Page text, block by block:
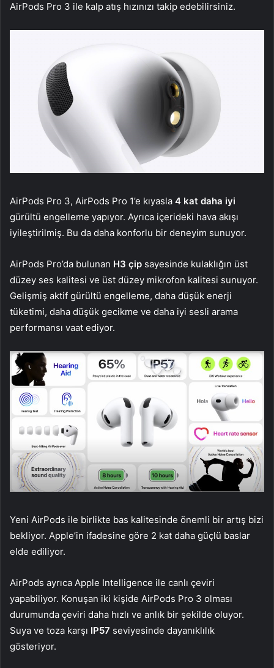
AirPods Pro 3 ile kalp atış hızınızı takip edebilirsiniz.
AirPods Pro 3, AirPods Pro 1’e kıyasla 4 kat daha iyi
gürültü engelleme yapıyor. Ayrıca içerideki hava akışı
iyileştirilmiş. Bu da daha konforlu bir deneyim sunuyor.
AirPods Pro’da bulunan H3 çip sayesinde kulaklığın üst
düzey ses kalitesi ve üst düzey mikrofon kalitesi sunuyor.
Gelişmiş aktif gürültü engelleme, daha düşük enerji
tüketimi, daha düşük gecikme ve daha iyi sesli arama
performansı vaat ediyor.
Yeni AirPods ile birlikte bas kalitesinde önemli bir artış bizi
bekliyor. Apple’in ifadesine göre 2 kat daha güçlü baslar
elde ediliyor.
AirPods ayrıca Apple Intelligence ile canlı çeviri
yapabiliyor. Konuşan iki kişide AirPods Pro 3 olması
durumunda çeviri daha hızlı ve anlık bir şekilde oluyor.
Suya ve toza karşı IP57 seviyesinde dayanıklılık
gösteriyor.